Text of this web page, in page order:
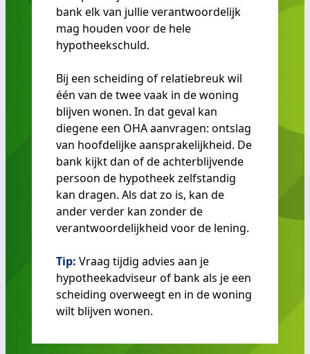
bank elk van jullie verantwoordelijk
mag houden voor de hele
hypotheekschuld.
Bij een scheiding of relatiebreuk wil
één van de twee vaak in de woning
blijven wonen. In dat geval kan
diegene een OHA aanvragen: ontslag
van hoofdelijke aansprakelijkheid. De
bank kijkt dan of de achterblijvende
persoon de hypotheek zelfstandig
kan dragen. Als dat zo is, kan de
ander verder kan zonder de
verantwoordelijkheid voor de lening.
Tip: Vraag tijdig advies aan je
hypotheekadviseur of bank als je een
scheiding overweegt en in de woning
wilt blijven wonen.